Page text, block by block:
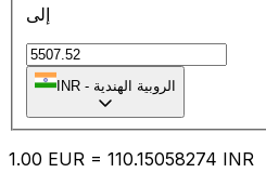
إلى
INR - الروبية الهندية
1.00 EUR = 110.15058274 INR